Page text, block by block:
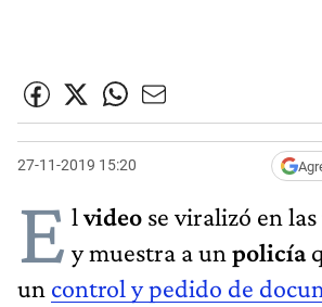
27-11-2019 15:20
E lvideo se viralizó en
y muestra a un policía
un control y pedido de